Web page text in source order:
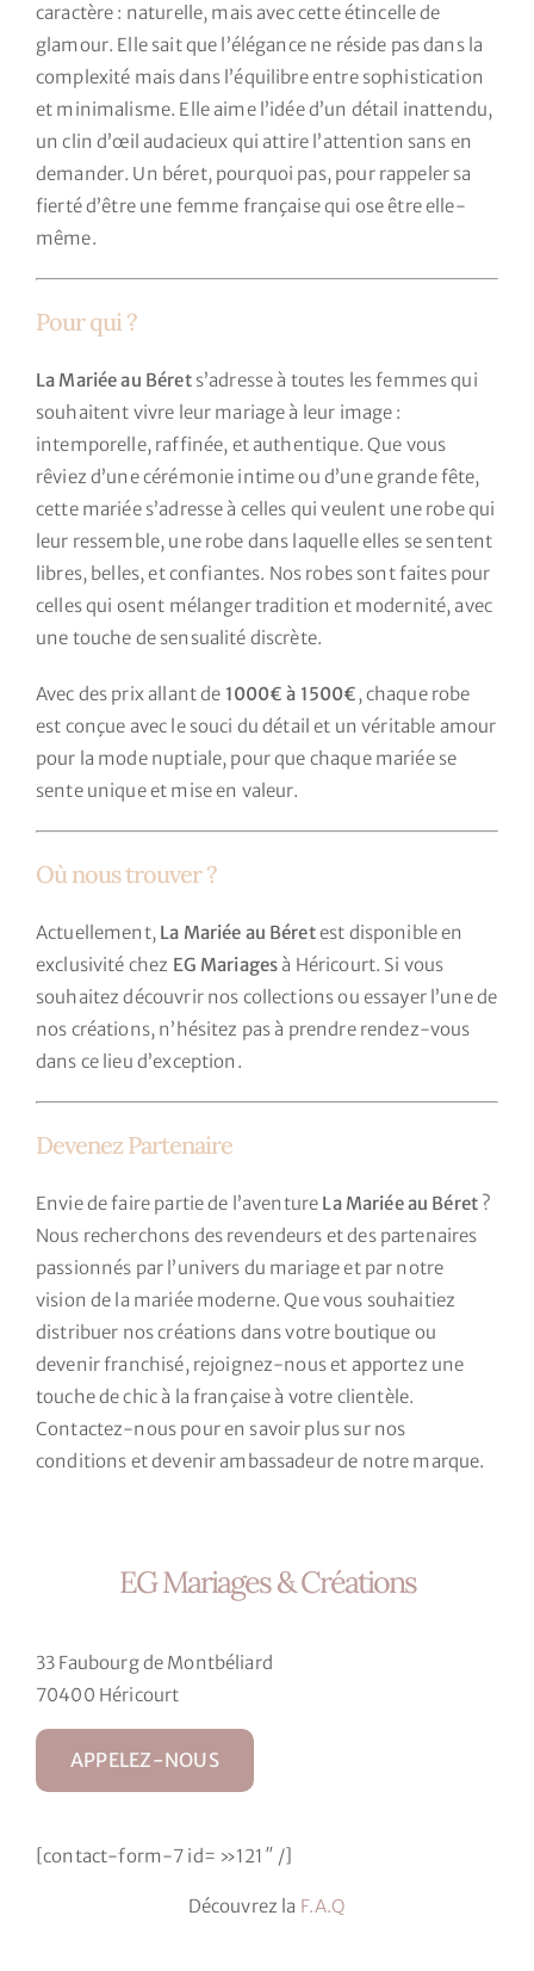
caractère : naturelle, mais avec cette étincelle de
glamour. Elle sait que l’élégance ne réside pas dans la
complexité mais dans l’équilibre entre sophistication
et minimalisme. Elle aime l’idée d’un détail inattendu,
un clin d’œil audacieux qui attire l’attention sans en
demander. Un béret, pourquoi pas, pour rappeler sa
fierté d’être une femme française qui ose être elle-
même.
Pour qui ?
La Mariée au Bérets’adresse à toutes les femmes qui
souhaitent vivre leur mariage à leur image :
intemporelle, raffinée, et authentique. Que vous
rêviez d’une cérémonie intime ou d’une grande fête,
cette mariée s’adresse à celles qui veulent une robe qui
leur ressemble, une robe dans laquelle elles se sentent
libres, belles, et confiantes. Nos robes sont faites pour
celles qui osent mélanger tradition et modernité, avec
une touche de sensualité discrète.
Avec des prix allant de 1000€ à 1500€, chaque robe
est conçue avec le souci du détail et un véritable amour
pour la mode nuptiale, pour que chaque mariée se
sente unique et mise en valeur.
Où nous trouver ?
Actuellement, La Mariée au Béretest disponible en
exclusivité chez EG Mariages à Héricourt. Si vous
souhaitez découvrir nos collections ou essayer l’une de
nos créations, n’hésitez pas à prendre rendez-vous
dans ce lieu d’exception.
Devenez Partenaire
Envie de faire partie de l’aventure La Mariée au Béret ?
Nous recherchons des revendeurs et des partenaires
passionnés par l’univers du mariage et par notre
vision de la mariée moderne. Que vous souhaitiez
distribuer nos créations dans votre boutique ou
devenir franchisé, rejoignez-nous et apportez une
touche de chic à la française à votre clientèle.
Contactez-nous pour en savoir plus sur nos
conditions et devenir ambassadeur de notre marque.
EG Mariages & Créations
33 Faubourg de Montbéliard
70400 Héricourt
APPELEZ-NOUS
[contact-form-7 id= »121″ /]
Découvrez la F.A.Q